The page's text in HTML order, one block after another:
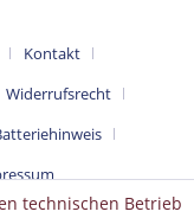
Kontakt
Widerrufsrecht
technischen Betrieb